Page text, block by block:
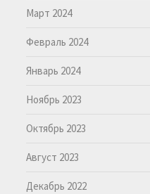
Март 2024
Февраль 2024
Январь 2024
Ноябрь 2023
Октябрь 2023
Август 2023
Декабрь 2022